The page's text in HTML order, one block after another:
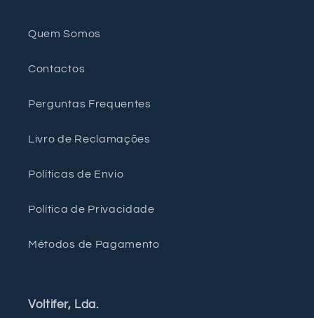
Quem Somos
Contactos
Perguntas Frequentes
Livro de Reclamações
Políticas de Envio
Política de Privacidade
Métodos de Pagamento
Voltifer, Lda.